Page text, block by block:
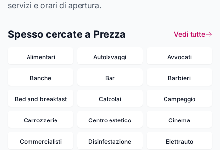
servizi e orari di apertura.
Spesso cercate a Prezza Vedi tutte
Alimentari Autolavaggi Avvocati
Banche Bar Barbieri
Bed and breakfast Calzolai Campeggio
Carrozzerie Centro estetico Cinema
Commercialisti Disinfestazione Elettrauto